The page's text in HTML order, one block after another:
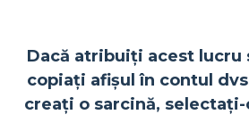
Dacă atribuiți acest
copiați afișul în contul
creați o sarcină, selectați-